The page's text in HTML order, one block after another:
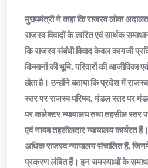
मुख्यमंत्री ने कहा कि राजस्व लोक
राजस्व विवादों के त्वरित एवं सार्थक
कि राजस्व संबंधी विवाद केवल कागजी
किसानों की भूमि, परिवारों की आजीविका
होता है। उन्होंने बताया कि प्रदेश में
स्तर पर राजस्व परिषद, मंडल स्तर पर
पर कलेक्टर न्यायालय तथा तहसील स्तर
एवं नायब तहसीलदार न्यायालय कार्यरत
अधिक राजस्व न्यायालय संचालित हैं,
प्रकरण लंबित हैं। इन समस्याओं के